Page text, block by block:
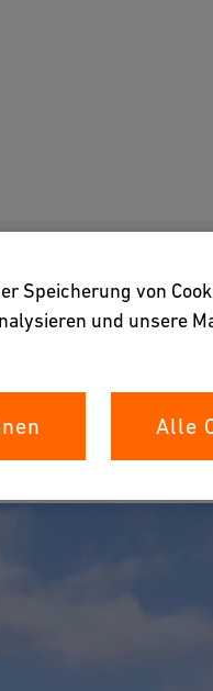
Speicherung von
und unsere
Alle